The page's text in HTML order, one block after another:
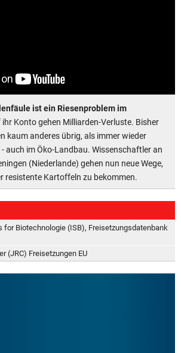
ist ein Riesenproblem im
ihr Konto gehen Milliarden-Verluste. Bisher
kaum anderes übrig, als immer wieder
auch im Öko-Landbau. Wissenschaftler an
(Niederlande) gehen nun neue Wege,
resistente Kartoffeln zu bekommen.
for Biotechnologie (ISB), Freisetzungsdatenbank
(JRC) Freisetzungen EU